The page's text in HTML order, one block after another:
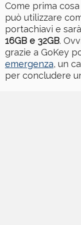
Come prima
può utilizzare
portachiavi e
16GB e 32GB.
grazie a GoKey
emergenza, un
per concludere